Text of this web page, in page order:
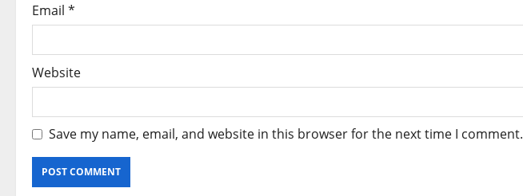
Email *
Website
Save my name, email, and website in this browser for the next time I comment.